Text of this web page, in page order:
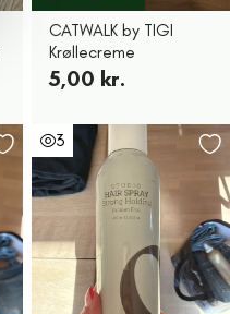
CATWALK by TIGI
Krøllecreme
5,00 kr.
3